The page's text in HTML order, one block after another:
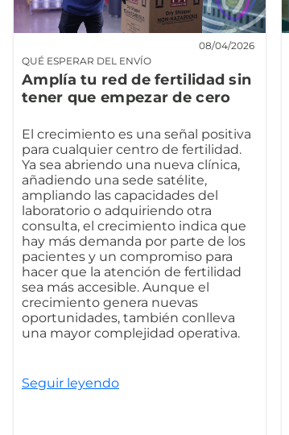
QUÉ ESPERAR DEL ENVÍO
08/04/2026
Amplía tu red de fertilidad sin
tener que empezar de cero
El crecimiento es una señal positiva
para cualquier centro de fertilidad.
Ya sea abriendo una nueva clínica,
añadiendo una sede satélite,
ampliando las capacidades del
laboratorio o adquiriendo otra
consulta, el crecimiento indica que
hay más demanda por parte de los
pacientes y un compromiso para
hacer que la atención de fertilidad
sea más accesible. Aunque el
crecimiento genera nuevas
oportunidades, también conlleva
una mayor complejidad operativa.
Seguir leyendo